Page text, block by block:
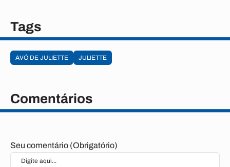
Tags
AVÓ DE JULIETTE JULIETTE
Comentários
Seu comentário (Obrigatório)